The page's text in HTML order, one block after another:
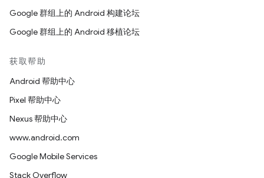
Google 群组上的 Android 构建论坛
Google 群组上的 Android 移植论坛
获取帮助
Android 帮助中心
Pixel 帮助中心
Nexus 帮助中心
www.android.com
Google Mobile Services
Stack Overflow